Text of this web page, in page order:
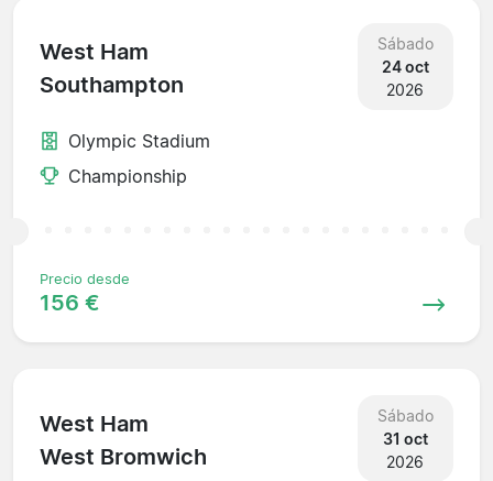
West Ham
Southampton
Sábado
24 oct
2026
Olympic Stadium
Championship
Precio desde
156 €
West Ham
West Bromwich
Sábado
31 oct
2026